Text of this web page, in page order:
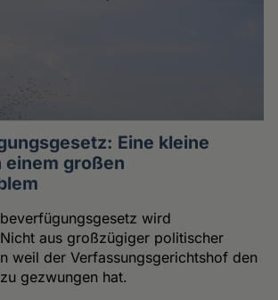
Eine kleine
einem großen
wird
aus großzügiger politischer
weil der Verfassungsgerichtshof den
gezwungen hat.